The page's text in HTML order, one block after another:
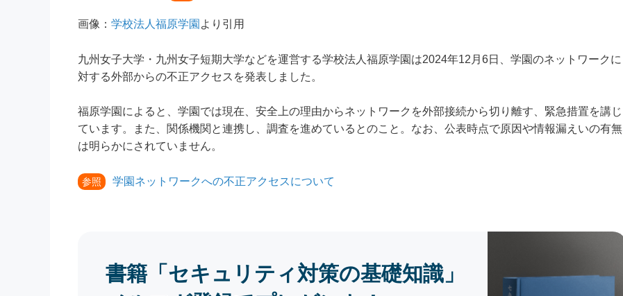
画像： 学校法人福原学園 より引用
九州女子大学・九州女子短期大学などを運営する学校法人福原学園は2024年12月6日、学園のネットワークに
対する外部からの不正アクセスを発表しました。
福原学園によると、学園では現在、安全上の理由からネットワークを外部接続から切り離す、緊急措置を講じ
ています。また、関係機関と連携し、調査を進めているとのこと。なお、公表時点で原因や情報漏えいの有無
は明らかにされていません。
参照 学園ネットワークへの不正アクセスについて
書籍「セキュリティ対策の基礎知識」